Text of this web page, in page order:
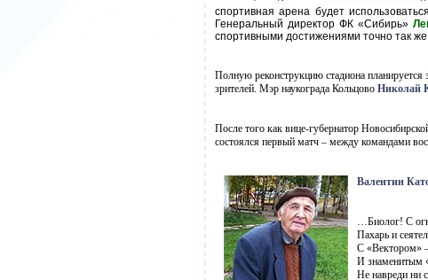
спортивная арена будет
Генеральный директор ФК «Сибирь»
спортивными достижениями точно так
Полную реконструкцию стадиона
зрителей. Мэр наукограда Кольцово Николай
После того как вице-губернатор
состоялся первый матч – между командами
Валентин
…Биолог! С
Пахарь и
С «Вектором»
И знаменитым
Не навреди ни